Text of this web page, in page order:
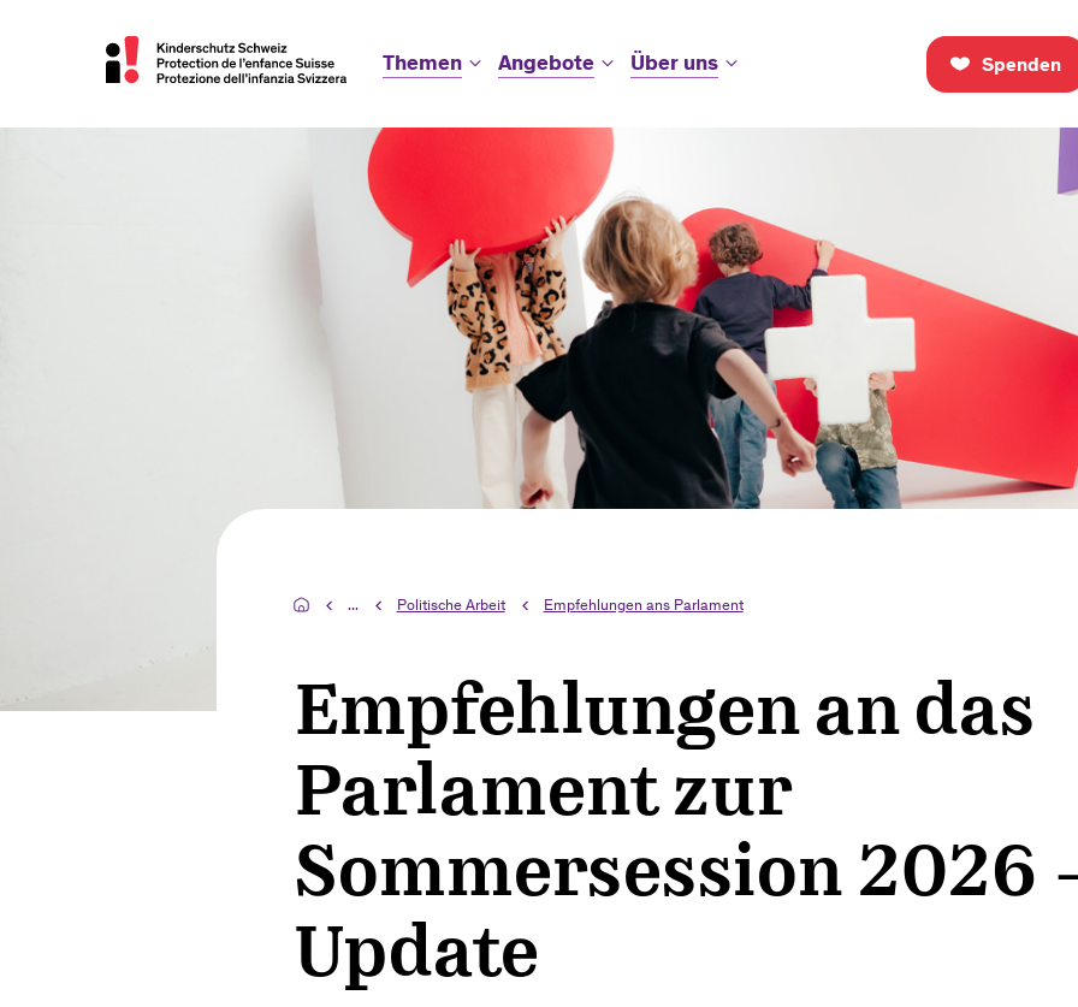
Spenden
Themen Angebote Über uns
... Politische Arbeit Empfehlungen ans Parlament
Empfehlungen an das
Parlament zur
Sommersession 2026
Update